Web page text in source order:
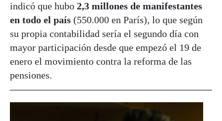
indicó que hubo 2,3 millones de manifestantes
en todo el país (550.000 en París), lo que según
su propia contabilidad sería el segundo día con
mayor participación desde que empezó el 19 de
enero el movimiento contra la reforma de las
pensiones.